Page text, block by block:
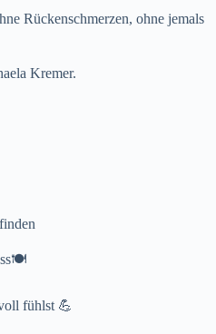
Rückenschmerzen, ohne jemals
Kremer.
fühlst 💪